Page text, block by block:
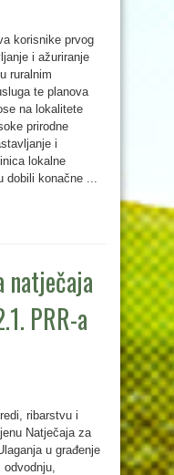
korisnike prvog
i ažuriranje
ruralnim
te planova
na lokalitete
prirodne
i
lokalne
dobili konačne ...
natječaja
PRR-a
ribarstvu i
Natječaja za
u građenje